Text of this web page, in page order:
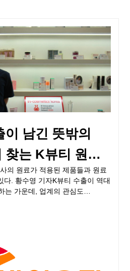
남긴 뜻밖의
는 K뷰티 원료
의 원료가 적용된 제품들과 원료
다. 황수영 기자K뷰티 수출이 역대
는 가운데, 업계의 관심도
제조 기술로 확장되고 있다.
선택하는 소비자가 늘고 친환경·
대되면서, 한국 고유의 식물
을 앞세워 해외 시장을 공략하는
내 화장품 원료 기업 라비오도